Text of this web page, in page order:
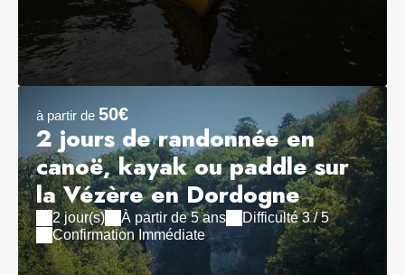
à partir de 50€
2 jours de randonnée en
canoë, kayak ou paddle sur
la Vézère en Dordogne
2 jour(s) À partir de 5 ans
Difficulté 3 / 5
Confirmation Immédiate